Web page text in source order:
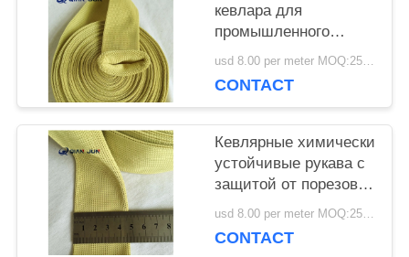
КАРТА
САЙТА
PRIVACY
POLICY
кевлара для
промышленного
использования
usd 8.00 per meter MOQ:25 метров.
CONTACT
Кевлярные химически
устойчивые рукава с
защитой от порезов
уровня 4
usd 8.00 per meter MOQ:25 метров.
CONTACT